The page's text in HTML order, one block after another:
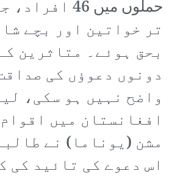
حملوں میں 46
تر خواتین اور بچے
بحق ہوئے۔ متاثرین
دونوں دعوؤں کی
واضح نہیں ہو سکی،
افغانستان میں
مشن (یوناما) نے
اس دعوے کی تائید کی